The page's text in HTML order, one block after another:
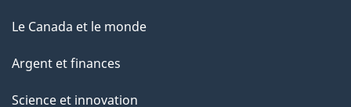
Le Canada et le monde
Argent et finances
Science et innovation